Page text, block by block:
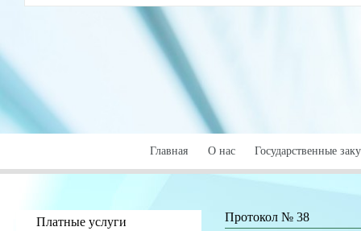
Главная О нас Государственные
Платные услуги
Протокол № 38